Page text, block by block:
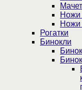
Ножи
Ножи
Рогатки
Бинокли